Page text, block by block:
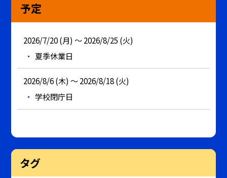
予定
2026/7/20 (月) ～ 2026/8/25 (火)
夏季休業日
2026/8/6 (木) ～ 2026/8/18 (火)
学校閉庁日
タグ